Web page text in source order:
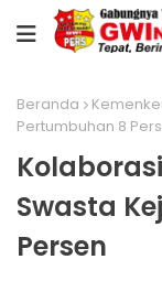
Beranda
Pertumbuhan 8
Swasta
Persen